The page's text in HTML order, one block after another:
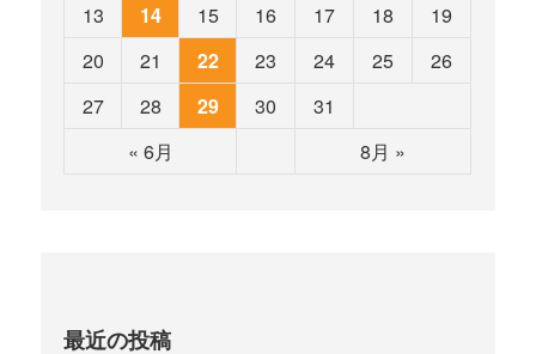
« 6月 8月 »
13
14 15 16 17 18
19
20
21 22 23 24 25
26
27
28 29 30 31
最近の投稿